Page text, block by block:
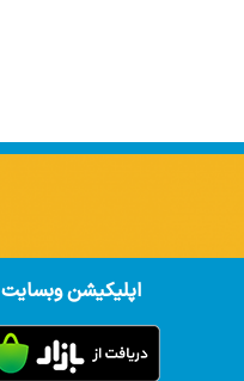
اپلیکیشن وبسایت